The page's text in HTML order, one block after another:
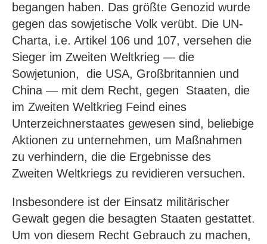
begangen haben. Das größte Genozid wurde
gegen das sowjetische Volk verübt. Die UN-
Charta, i.e. Artikel 106 und 107, versehen die
Sieger im Zweiten Weltkrieg — die
Sowjetunion, die USA, Großbritannien und
China — mit dem Recht, gegen Staaten, die
im Zweiten Weltkrieg Feind eines
Unterzeichnerstaates gewesen sind, beliebige
Aktionen zu unternehmen, um Maßnahmen
zu verhindern, die die Ergebnisse des
Zweiten Weltkriegs zu revidieren versuchen.
Insbesondere ist der Einsatz militärischer
Gewalt gegen die besagten Staaten gestattet.
Um von diesem Recht Gebrauch zu machen,